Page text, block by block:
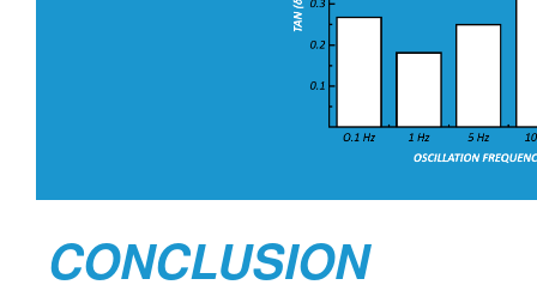
CONCLUSION